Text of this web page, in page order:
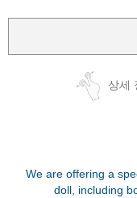
상세
We are offering a
doll, including